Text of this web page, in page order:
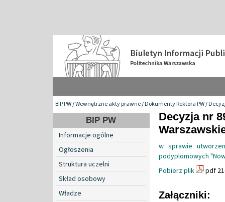
BIP PW/Wewnętrzne akty prawne/Dokumenty Rektora PW/
BIP PW
Informacje ogólne
Ogłoszenia
Struktura uczelni
Skład osobowy
Władze
Decyzja nr
w sprawie
podyplomowych
Pobierz plik
pdf
Załączniki: